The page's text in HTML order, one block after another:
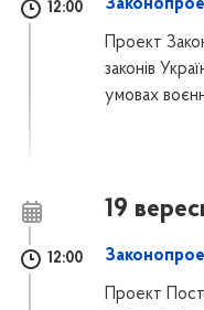
12:00
Проект
законів
умовах
19
12:00
Проект